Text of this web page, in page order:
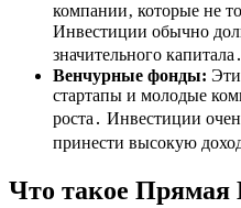
компании‚ которые не
Инвестиции обычно
значительного капитала․
Венчурные фонды:
стартапы и молодые
роста․ Инвестиции
принести высокую
Что такое Прямая